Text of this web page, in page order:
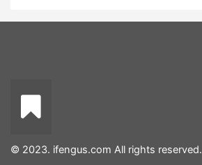
© 2023. ifengus.com All rights reserved.